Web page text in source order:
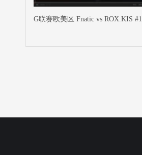
G联赛欧美区 Fnatic vs ROX.KIS #1